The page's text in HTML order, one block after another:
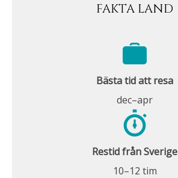
FAKTA LAND
Bästa tid att resa
dec–apr
Restid från Sverige
10–12 tim